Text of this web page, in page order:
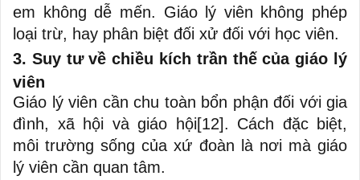
em không dễ mến. Giáo lý viên không phép
loại trừ, hay phân biệt đối xử đối với học viên.
3. Suy tư về chiều kích trần thế của giáo lý
viên
Giáo lý viên cần chu toàn bổn phận đối với gia
đình, xã hội và giáo hội[12]. Cách đặc biệt,
môi trường sống của xứ đoàn là nơi mà giáo
lý viên cần quan tâm.